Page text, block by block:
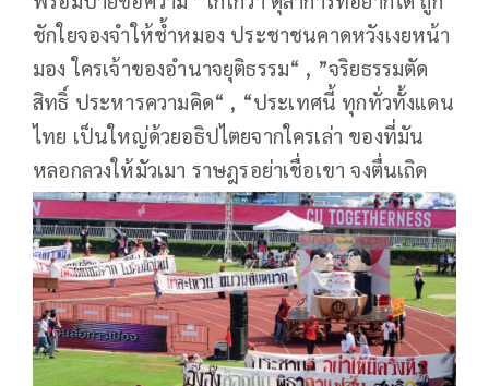
ชักใยจองจําให้ชํ้าหมอง ประชาชนคาดหวังเงยหน้า
มอง ใครเจ้าของอำนาจยุติธรรม“ , ”จริยธรรมตัด
สิทธิ์ ประหารความคิด“ , “ประเทศนี้ ทุกทั่วทั้งแดน
ไทย เป็นใหญ่ด้วยอธิปไตยจากใครเล่า ของที่มัน
หลอกลวงให้มัวเมา ราษฎรอย่าเชื่อเขา จงตื่นเถิด